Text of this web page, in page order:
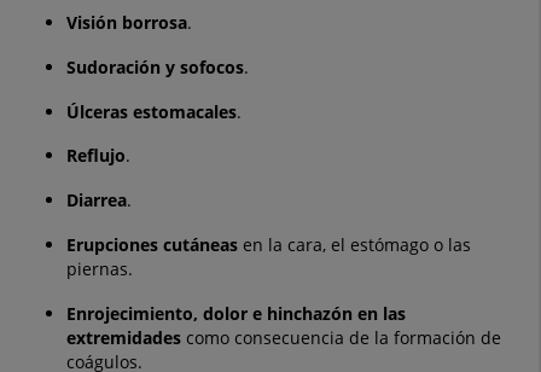
Visión borrosa.
Sudoración y sofocos.
Úlceras estomacales.
Reflujo.
Diarrea.
Erupciones cutáneas en la cara, el estómago o las
piernas.
Enrojecimiento, dolor e hinchazón en las
extremidades como consecuencia de la formación de
coágulos.